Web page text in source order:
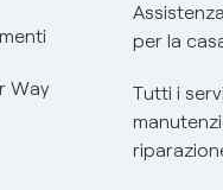
Way
per la
Tutti i